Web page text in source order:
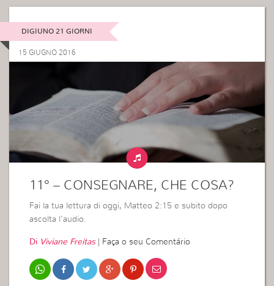
DIGIUNO 21 GIORNI
15 GIUGNO 2016
11° – CONSEGNARE, CHE COSA?
Fai la tua lettura di oggi, Matteo 2:15 e subito dopo
ascolta l’audio.
Di Viviane Freitas| Faça o seu Comentário